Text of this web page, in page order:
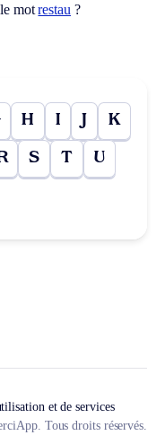
le motrestau ?
H I J K
S T U
et de services
Tous droits réservés.